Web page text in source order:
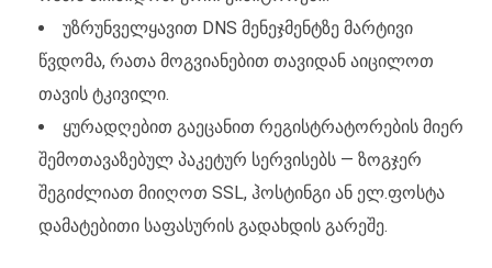
უზრუნველყავით DNS მენეჯმენტზე მარტივი
წვდომა, რათა მოგვიანებით თავიდან აიცილოთ
თავის ტკივილი.
ყურადღებით გაეცანით რეგისტრატორების მიერ
შემოთავაზებულ პაკეტურ სერვისებს — ზოგჯერ
შეგიძლიათ მიიღოთ SSL, ჰოსტინგი ან ელ.ფოსტა
დამატებითი საფასურის გადახდის გარეშე.